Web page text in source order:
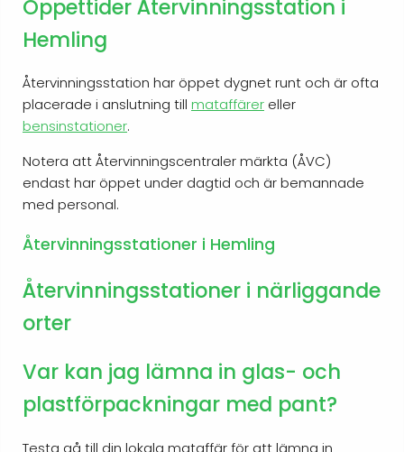
Öppettider Återvinningsstation i
Hemling
Återvinningsstation har öppet dygnet runt och är ofta
placerade i anslutning till mataffärer eller
bensinstationer.
Notera att Återvinningscentraler märkta (ÅVC)
endast har öppet under dagtid och är bemannade
med personal.
Återvinningsstationer i Hemling
Återvinningsstationer i närliggande
orter
Var kan jag lämna in glas- och
plastförpackningar med pant?
Testa gå till din lokala mataffär för att lämna in